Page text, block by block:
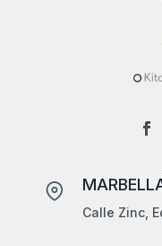
Calle Zinc,